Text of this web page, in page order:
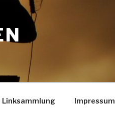
Linksammlung Impressum